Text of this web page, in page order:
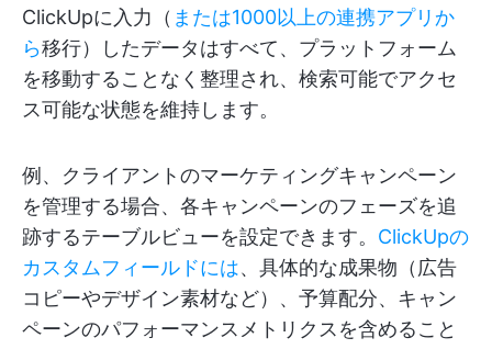
ClickUpに入力（ または1000以上の連携アプリか
ら移行）したデータはすべて、プラットフォーム
を移動することなく整理され、検索可能でアクセ
ス可能な状態を維持します。
例、クライアントのマーケティングキャンペーン
を管理する場合、各キャンペーンのフェーズを追
跡するテーブルビューを設定できます。 ClickUpの
カスタムフィールドには、具体的な成果物（広告
コピーやデザイン素材など）、予算配分、キャン
ペーンのパフォーマンスメトリクスを含めること